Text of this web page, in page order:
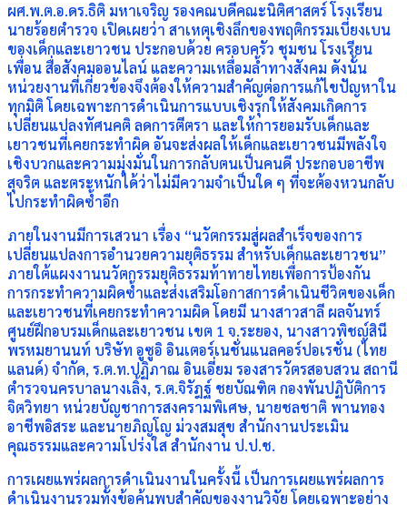
ผศ.พ.ต.อ.ดร.ธิติ มหาเจริญ รองคณบดีคณะนิติศาสตร์ โรงเรียน
นายร้อยตำรวจ เปิดเผยว่า สาเหตุเชิงลึกของพฤติกรรมเบี่ยงเบน
ของเด็กและเยาวชน ประกอบด้วย ครอบครัว ชุมชน โรงเรียน
เพื่อน สื่อสังคมออนไลน์ และความเหลื่อมล้ำทางสังคม ดังนั้น
หน่วยงานที่เกี่ยวข้องจึงต้องให้ความสำคัญต่อการแก้ไขปัญหาใน
ทุกมิติ โดยเฉพาะการดำเนินการแบบเชิงรุกให้สังคมเกิดการ
เปลี่ยนแปลงทัศนคติ ลดการตีตรา และให้การยอมรับเด็กและ
เยาวชนที่เคยกระทำผิด อันจะส่งผลให้เด็กและเยาวชนมีพลังใจ
เชิงบวกและความมุ่งมั่นในการกลับตนเป็นคนดี ประกอบอาชีพ
สุจริต และตระหนักได้ว่าไม่มีความจำเป็นใด ๆ ที่จะต้องหวนกลับ
ไปกระทำผิดซ้ำอีก
ภายในงานมีการเสวนา เรื่อง “นวัตกรรมสู่ผลสำเร็จของการ
เปลี่ยนแปลงการอํานวยความยุติธรรม สำหรับเด็กและเยาวชน”
ภายใต้แผงงานนวัตกรรมยุติธรรมท้าทายไทยเพื่อการป้องกัน
การกระทำความผิดซ้ำและส่งเสริมโอกาสการดำเนินชีวิตของเด็ก
และเยาวชนที่เคยกระทำความผิด โดยมี นางสาวสาลี ผลจันทร์
ศูนย์ฝึกอบรมเด็กและเยาวชน เขต 1 จ.ระยอง, นางสาวพิชญ์สินี
พรหมยานนท์ บริษัท อูซูอิ อินเตอร์เนชั่นแนลคอร์ปอเรชั่น (ไทย
แลนด์) จำกัด, ร.ต.ท.ปฏิภาณ อินเอี่ยม รองสารวัตรสอบสวน สถานี
ตำรวจนครบาลนางเลิ้ง, ร.ต.จิรัฎฐ์ ชยบัณฑิต กองพันปฏิบัติการ
จิตวิทยา หน่วยบัญชาการสงครามพิเศษ, นายชลชาติ พานทอง
อาชีพอิสระ และนายภิญโญ ม่วงสมสุข สำนักงานประเมิน
คุณธรรมและความโปร่งใส สำนักงาน ป.ป.ช.
การเผยแพร่ผลการดำเนินงานในครั้งนี้ เป็นการเผยแพร่ผลการ
ดำเนินงานรวมทั้งข้อค้นพบสำคัญของงานวิจัย โดยเฉพาะอย่าง